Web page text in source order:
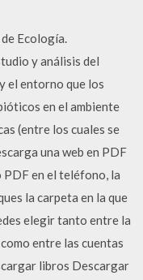
Ecología.
y análisis del
el entorno que los
en el ambiente
(entre los cuales se
una web en PDF
PDF en el teléfono, la
la carpeta en la que
elegir tanto entre la
entre las cuentas
libros Descargar